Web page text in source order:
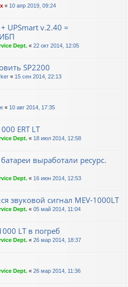
« 10 апр 2019, 09:24
UPSmart v.2.40 =
Dept. « 22 окт 2014, 12:05
SP2200
« 15 сен 2014, 22:13
« 10 авг 2014, 17:35
ERT LT
Dept. « 18 июл 2014, 12:58
выработали ресурс.
Dept. « 16 июн 2014, 12:53
звуковой сигнал MEV-1000LT
Dept. « 05 май 2014, 11:04
LT в погреб
Dept. « 26 мар 2014, 18:37
Dept. « 26 мар 2014, 11:36